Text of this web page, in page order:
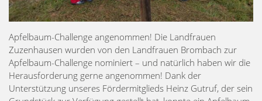
Apfelbaum-Challenge angenommen! Die Landfrauen
Zuzenhausen wurden von den Landfrauen Brombach zur
Apfelbaum-Challenge nominiert – und natürlich haben wir die
Herausforderung gerne angenommen! Dank der
Unterstützung unseres Fördermitglieds Heinz Gutruf, der sein